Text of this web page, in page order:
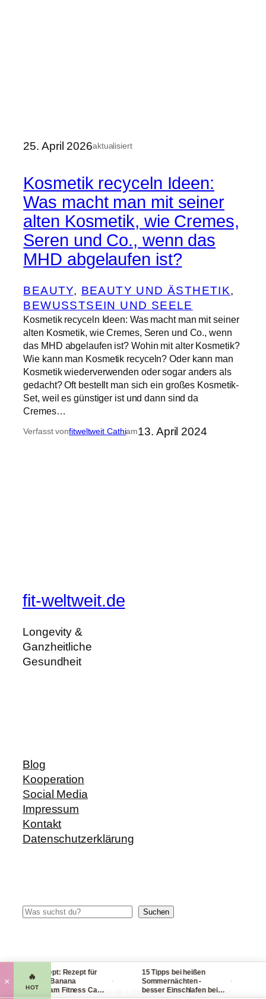
25. April 2026aktualisiert
Kosmetik recyceln Ideen:
Was macht man mit seiner
alten Kosmetik, wie Cremes,
Seren und Co., wenn das
MHD abgelaufen ist?
BEAUTY, BEAUTY UND ÄSTHETIK
BEWUSSTSEIN UND SEELE
Kosmetik recyceln Ideen: Was macht man mit seiner
alten Kosmetik, wie Cremes, Seren und Co., wenn
das MHD abgelaufen ist? Wohin mit alter Kosmetik?
Wie kann man Kosmetik recyceln? Oder kann man
Kosmetik wiederverwenden oder sogar anders als
gedacht? Oft bestellt man sich ein großes Kosmetik-
Set, weil es günstiger ist und dann sind da
Cremes…
Verfasst vonfitweltweit Cathiam13. April 2024
fit-weltweit.de
Longevity &
Ganzheitliche
Gesundheit
Blog
Kooperation
Social Media
Impressum
Kontakt
Datenschutzerklärung
Suchen Suchen
© 2014-2026 fit-weltweit.de I fitweltweit GmbH Storkower
× 🔥
HOT
Blitzrezept: Rezept für
leckere Banana
Nicecream Fitness Carb
15 Tipps bei heißen
Sommernächten -
besser Einschlafen bei